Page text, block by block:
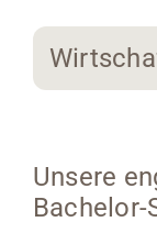
Unsere
Bachelor-